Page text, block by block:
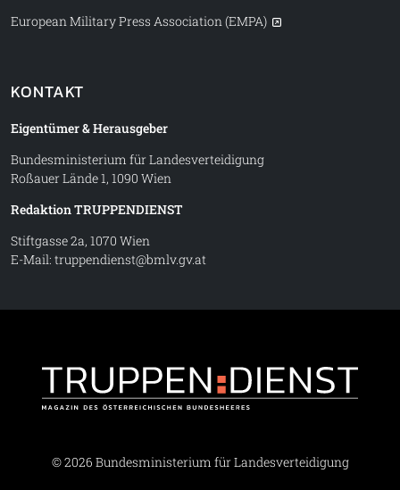
European Military Press Association (EMPA)
KONTAKT
Eigentümer & Herausgeber
Bundesministerium für Landesverteidigung
Roßauer Lände 1, 1090 Wien
Redaktion TRUPPENDIENST
Stiftgasse 2a, 1070 Wien
E-Mail: truppendienst@bmlv.gv.at
© 2026 Bundesministerium für Landesverteidigung